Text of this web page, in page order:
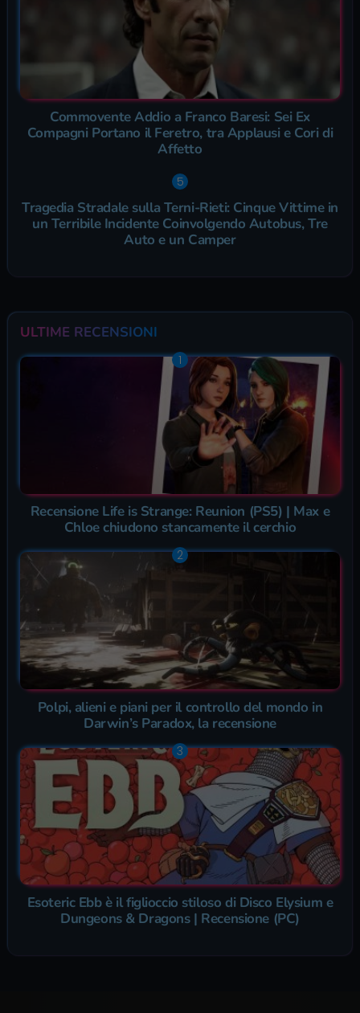
Commovente Addio a Franco Baresi: Sei Ex
Compagni Portano il Feretro, tra Applausi e Cori di
Affetto
Tragedia Stradale sulla Terni-Rieti: Cinque Vittime in
un Terribile Incidente Coinvolgendo Autobus, Tre
Auto e un Camper
ULTIME RECENSIONI
Recensione Life is Strange: Reunion (PS5) | Max e
Chloe chiudono stancamente il cerchio
Polpi, alieni e piani per il controllo del mondo in
Darwin’s Paradox, la recensione
Esoteric Ebb è il figlioccio stiloso di Disco Elysium e
Dungeons & Dragons | Recensione (PC)